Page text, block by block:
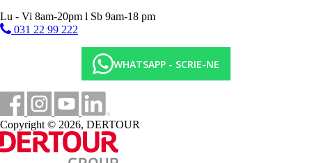
Lu - Vi 8am-20pm l Sb 9am-18 pm
031 22 99 222
WHATSAPP - SCRIE-NE
Copyright © 2026, DERTOUR